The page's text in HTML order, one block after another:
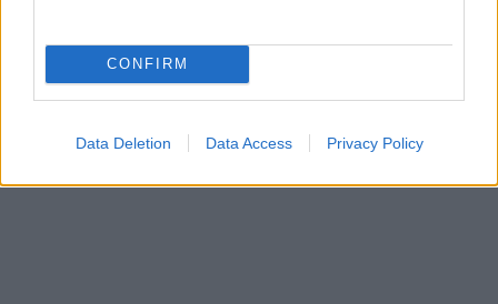
CONFIRM
Data Deletion Data Access Privacy Policy